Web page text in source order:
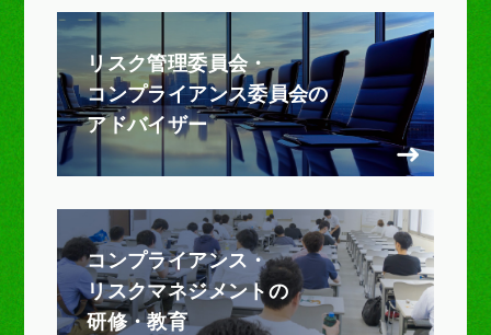
リスク管理委員会・
コンプライアンス委員会の
アドバイザー
コンプライアンス・
リスクマネジメントの
研修・教育